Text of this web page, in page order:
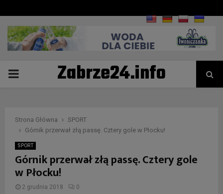
PRIMARYZabrze24.info
Strona Główna
SPORT
Górnik przerwał złą passę. Cztery gole w Płocku!
SPORT
Górnik przerwał złą passę. Cztery gole
w Płocku!
2 grudnia 2018 0